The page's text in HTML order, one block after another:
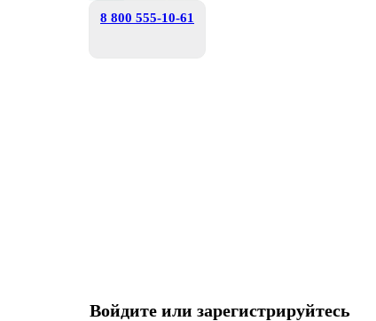
8 800 555-10-61
Войдите или зарегистрируйтесь